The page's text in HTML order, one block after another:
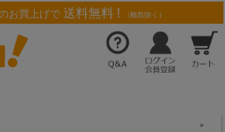
お買上げで 送料無料 ! （離島除く）